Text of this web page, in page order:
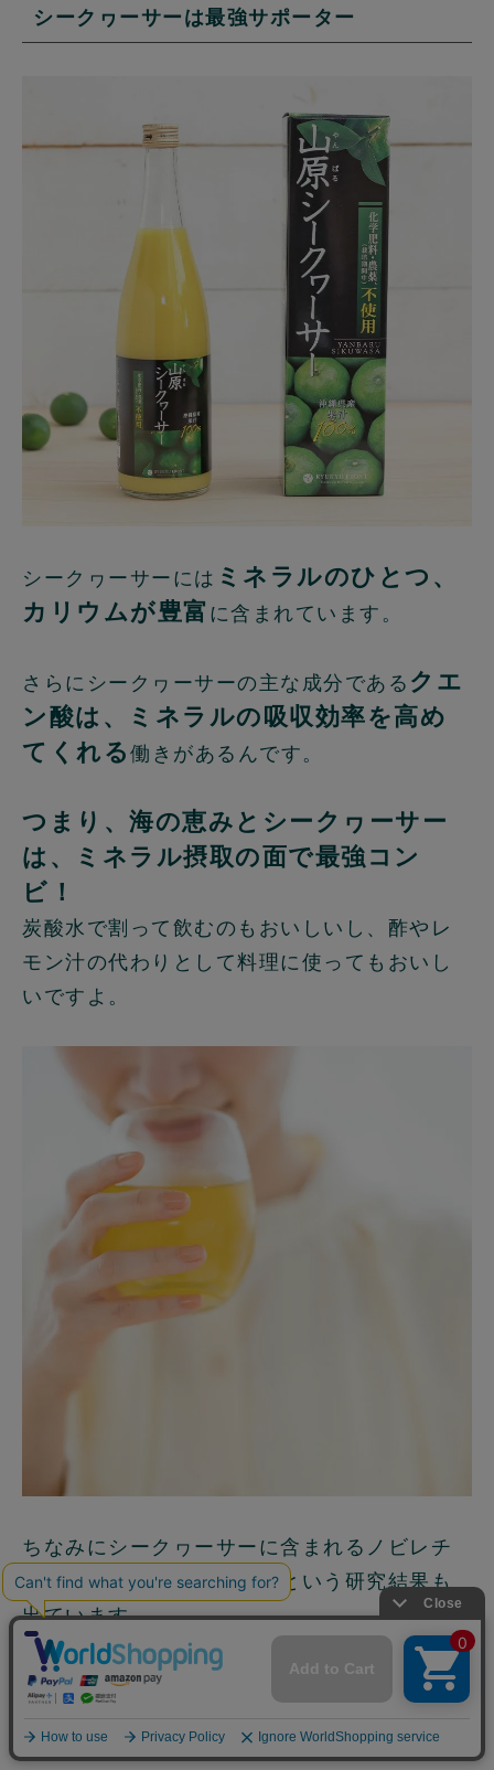
シークヮーサーは最強サポーター
シークヮーサーには ミネラルのひとつ、
カリウムが豊富 に含まれています。
さらにシークヮーサーの主な成分である クエ
ン酸は、ミネラルの吸収効率を高め
てくれる働きがあるんです。
つまり、海の恵みとシークヮーサー
は、ミネラル摂取の面で最強コン
ビ！
炭酸水で割って飲むのもおいしいし、酢やレ
モン汁の代わりとして料理に使ってもおいし
いですよ。
ちなみにシークヮーサーに含まれるノビレチ
ンは、花粉症に効果があるという研究結果も
出ています。
早めの花粉症対策としてもおすすめ
です！